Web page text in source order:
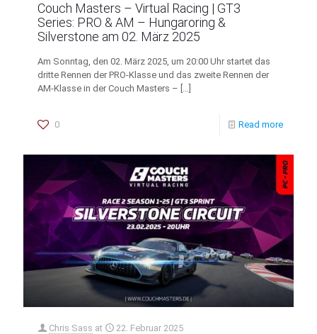
Couch Masters – Virtual Racing | GT3
Series: PRO & AM – Hungaroring &
Silverstone am 02. März 2025
Am Sonntag, den 02. März 2025, um 20:00 Uhr startet das
dritte Rennen der PRO-Klasse und das zweite Rennen der
AM-Klasse in der Couch Masters – […]
0 Read more
Chris Sass at 22. Februar 2025